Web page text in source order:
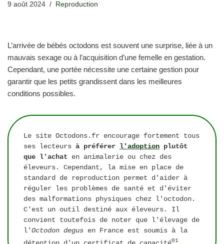
9 août 2024 Reproduction
L’arrivée de bébés octodons est souvent une surprise, liée à un
mauvais sexage ou à l’acquisition d’une femelle en gestation.
Cependant, une portée nécessite une certaine gestion pour
garantir que les petits grandissent dans les meilleures
conditions possibles.
Le site Octodons.fr encourage fortement tous
ses lecteurs à préférer l'adoption plutôt
que l'achat en animalerie ou chez des
éleveurs. Cependant, la mise en place de
standard de reproduction permet d'aider à
réguler les problèmes de santé et d'éviter
des malformations physiques chez l'octodon.
C'est un outil destiné aux éleveurs. Il
convient toutefois de noter que l'élevage de
l' Octodon degus en France est soumis à la
01